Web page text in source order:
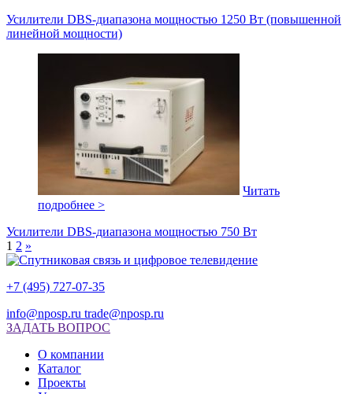
Усилители DBS-диапазона мощностью 1250 Вт (повышенной
линейной мощности)
Читать
подробнее >
Усилители DBS-диапазона мощностью 750 Вт
1 2 »
+7 (495) 727-07-35
info@nposp.ru trade@nposp.ru
ЗАДАТЬ ВОПРОС
О компании
Каталог
Проекты